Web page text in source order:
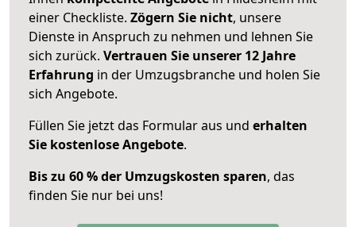
einer Checkliste. Zögern Sie nicht, unsere
Dienste in Anspruch zu nehmen und lehnen Sie
sich zurück. Vertrauen Sie unserer 12 Jahre
Erfahrung in der Umzugsbranche und holen Sie
sich Angebote.
Füllen Sie jetzt das Formular aus und erhalten
Sie kostenlose Angebote.
Bis zu 60 % der Umzugskosten sparen, das
finden Sie nur bei uns!